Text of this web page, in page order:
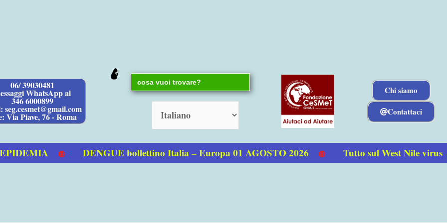
06/ 39030481
WhatsApp al
346 6000899
seg.cesmet@gmail.com
Via Piave, 76 - Roma
Search
for:
Chi siamo
Contattaci
DENGUE bollettino Italia – Europa 01 AGOSTO 2026 Tutto sul West Nile virus